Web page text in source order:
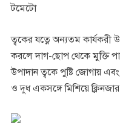
টমেটো
ত্বকের যত্নে অন্যতম কার্যকরী
করলে দাগ-ছোপ থেকে মুক্তি
উপাদান ত্বকে পুষ্টি জোগায়
ও দুধ একসঙ্গে মিশিয়ে